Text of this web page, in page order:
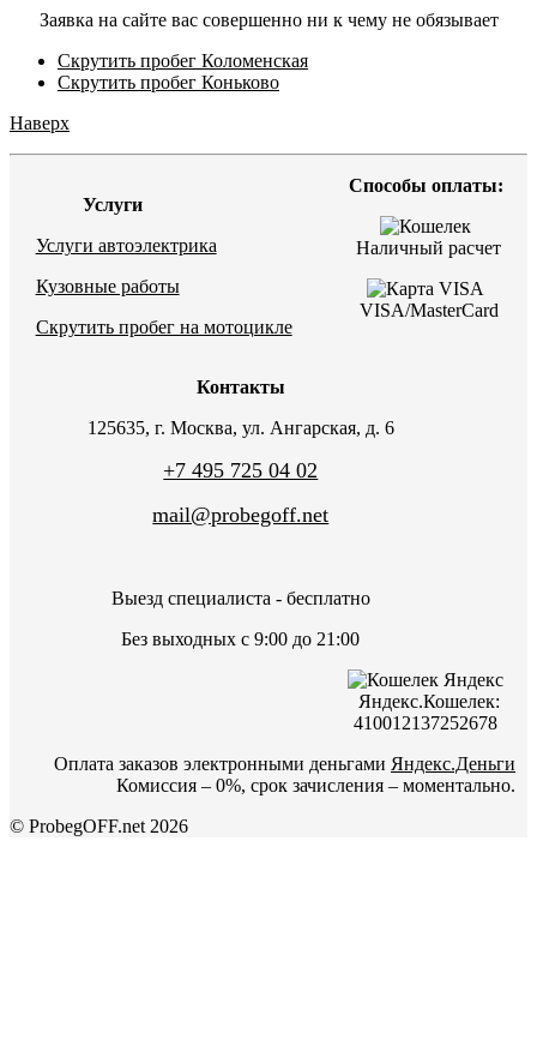
Заявка на сайте вас совершенно ни к чему не обязывает
Скрутить пробег Коломенская
Скрутить пробег Коньково
Наверх
Услуги
Услуги автоэлектрика
Кузовные работы
Скрутить пробег на мотоцикле
Контакты
125635, г. Москва, ул. Ангарская, д. 6
+7 495 725 04 02
mail@probegoff.net
Выезд специалиста - бесплатно
Без выходных с 9:00 до 21:00
Способы оплаты:
Наличный расчет
VISA/MasterCard
Яндекс.Кошелек:
410012137252678
Оплата заказов электронными деньгами Яндекс.Деньги
Комиссия – 0%, срок зачисления – моментально.
© ProbegOFF.net 2026